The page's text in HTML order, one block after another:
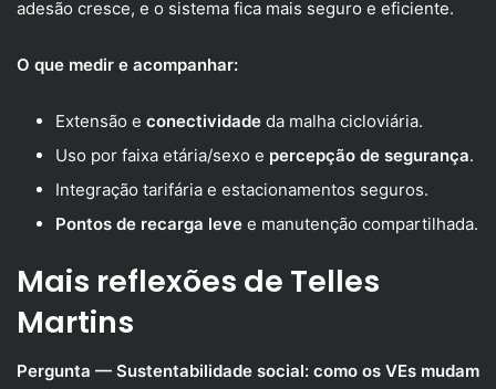
adesão cresce, e o sistema fica mais seguro e eficiente.
O que medir e acompanhar:
Extensão e conectividade da malha cicloviária.
Uso por faixa etária/sexo e percepção de segurança.
Integração tarifária e estacionamentos seguros.
Pontos de recarga leve e manutenção compartilhada.
Mais reflexões de Telles
Martins
Pergunta — Sustentabilidade social: como os VEs mudam